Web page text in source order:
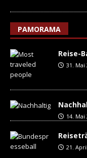
PAMORAMA
Reise-
31. Mai
14. Mai
21.